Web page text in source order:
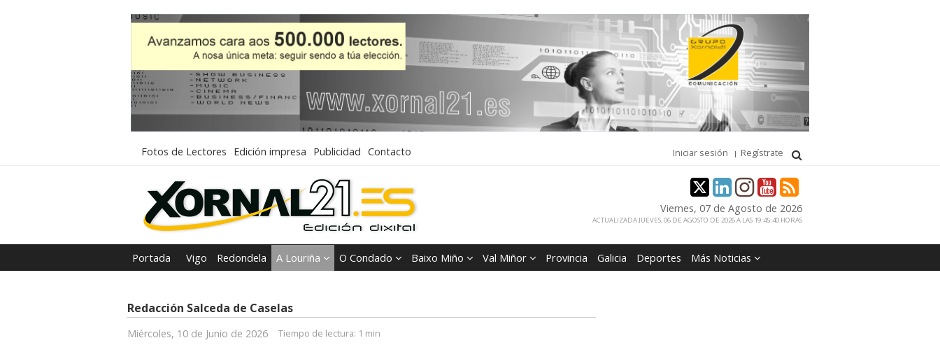
Fotos de Lectores Edición impresa Publicidad Contacto Iniciar sesión Regístrate
Viernes, 07 de Agosto de 2026
ACTUALIZADA JUEVES, 06 DE AGOSTO DE 2026 A LAS 19:45:40 HORAS
Portada Vigo Redondela A Louriña O Condado Baixo Miño Val Miñor Provincia Galicia Deportes Más Noticias
Redacción Salceda de Caselas
Miércoles, 10 de Junio de 2026 Tiempo de lectura: 1 min